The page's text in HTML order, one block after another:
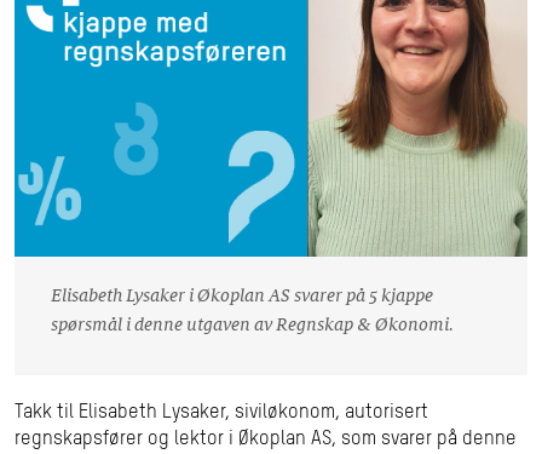
Elisabeth Lysaker i Økoplan AS svarer på 5 kjappe
spørsmål i denne utgaven av Regnskap & Økonomi.
Takk til Elisabeth Lysaker, siviløkonom, autorisert
regnskapsfører og lektor i Økoplan AS, som svarer på denne